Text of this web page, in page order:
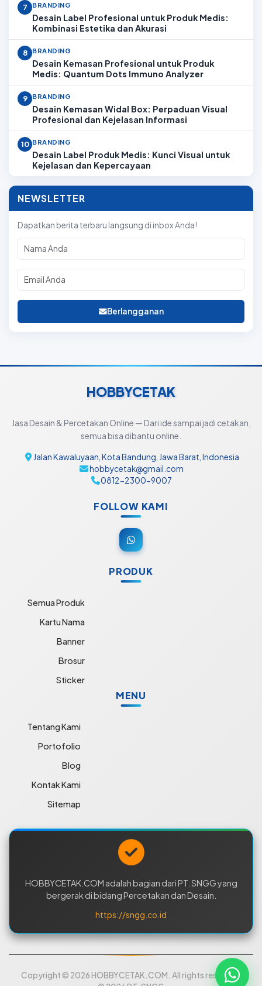
7 BRANDING
Desain Label Profesional untuk Produk Medis:
Kombinasi Estetika dan Akurasi
8 BRANDING
Desain Kemasan Profesional untuk Produk
Medis: Quantum Dots Immuno Analyzer
9 BRANDING
Desain Kemasan Widal Box: Perpaduan Visual
Profesional dan Kejelasan Informasi
10 BRANDING
Desain Label Produk Medis: Kunci Visual untuk
Kejelasan dan Kepercayaan
NEWSLETTER
Dapatkan berita terbaru langsung di inbox Anda!
Berlangganan
HOBBYCETAK
Jasa Desain & Percetakan Online — Dari ide sampai jadi cetakan,
semua bisa dibantu online.
Jalan Kawaluyaan, Kota Bandung, Jawa Barat, Indonesia
hobbycetak@gmail.com
0812-2300-9007
FOLLOW KAMI
PRODUK
Semua Produk
Kartu Nama
Banner
Brosur
Sticker
MENU
Tentang Kami
Portofolio
Blog
Kontak Kami
Sitemap
HOBBYCETAK.COM adalah bagian dari PT. SNGG yang
bergerak di bidang Percetakan dan Desain.
https://sngg.co.id
Copyright © 2026 HOBBYCETAK.COM. All rights reserved.